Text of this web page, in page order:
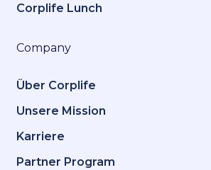
Corplife Lunch
Company
Über Corplife
Unsere Mission
Karriere
Partner Program